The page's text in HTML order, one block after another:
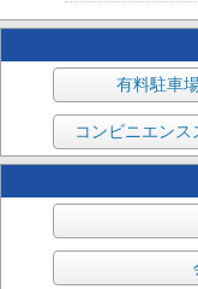
有料駐車
コンビニエンス